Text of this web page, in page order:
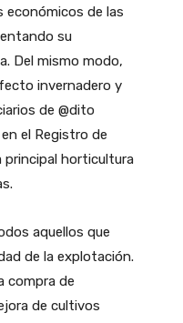
económicos de las
su
Del mismo modo,
invernadero y
de @dito
el Registro de
principal horticultura
aquellos que
de la explotación.
compra de
de cultivos